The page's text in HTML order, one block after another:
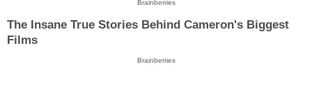
Brainberries
The Insane True Stories Behind Cameron's Biggest
Films
Brainberries